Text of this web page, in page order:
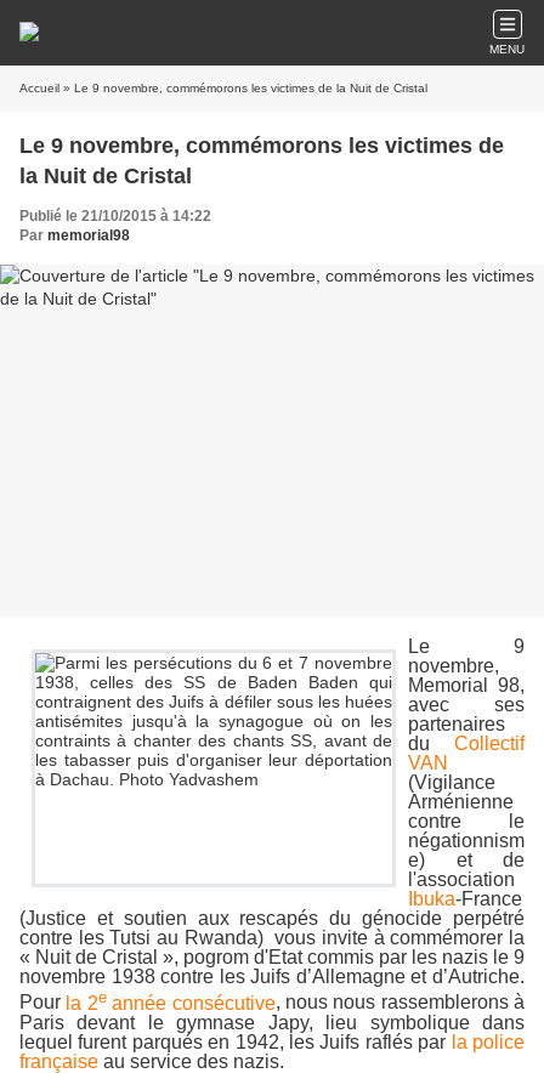
MENU
Accueil » Le 9 novembre, commémorons les victimes de la Nuit de Cristal
Le 9 novembre, commémorons les victimes de
la Nuit de Cristal
Publié le 21/10/2015 à 14:22
Par memorial98
Le 9
novembre,
Memorial 98,
avec ses
partenaires
du Collectif
VAN
(Vigilance
Arménienne
contre le
négationnism
e) et de
l'association
Ibuka-France
(Justice et soutien aux rescapés du génocide perpétré
contre les Tutsi au Rwanda) vous invite à commémorer la
« Nuit de Cristal », pogrom d'Etat commis par les nazis le 9
novembre 1938 contre les Juifs d’Allemagne et d’Autriche.
Pour la 2eannée consécutive, nous nous rassemblerons à
Paris devant le gymnase Japy, lieu symbolique dans
lequel furent parqués en 1942, les Juifs raflés par la police
française au service des nazis.